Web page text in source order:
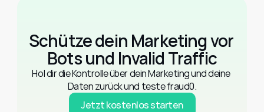
Schütze dein Marketing vor
Bots und Invalid Traffic
Hol dir die Kontrolle über dein Marketing und deine
Daten zurück und teste fraud0.
Jetzt kostenlos starten